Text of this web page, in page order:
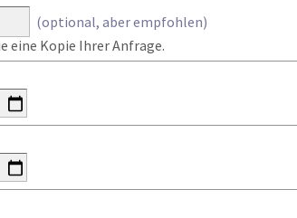
(optional, aber empfohlen)
eine Kopie Ihrer Anfrage.